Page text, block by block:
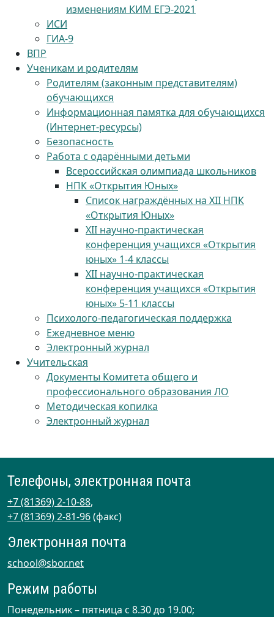
изменениям КИМ ЕГЭ-2021
ИСИ
ГИА-9
ВПР
Ученикам и родителям
Родителям (законным представителям)
обучающихся
Информационная памятка для обучающихся
(Интернет-ресурсы)
Безопасность
Работа с одарёнными детьми
Всероссийская олимпиада школьников
НПК «Открытия Юных»
Список награждённых на XII НПК
«Открытия Юных»
XII научно-практическая
конференция учащихся «Открытия
юных» 1-4 классы
XII научно-практическая
конференция учащихся «Открытия
юных» 5-11 классы
Психолого-педагогическая поддержка
Ежедневное меню
Электронный журнал
Учительская
Документы Комитета общего и
профессионального образования ЛО
Методическая копилка
Электронный журнал
Телефоны, электронная почта
+7 (81369) 2-10-88,
+7 (81369) 2-81-96(факс)
Электронная почта
school@sbor.net
Режим работы
Понедельник – пятница с 8.30 до 19.00;